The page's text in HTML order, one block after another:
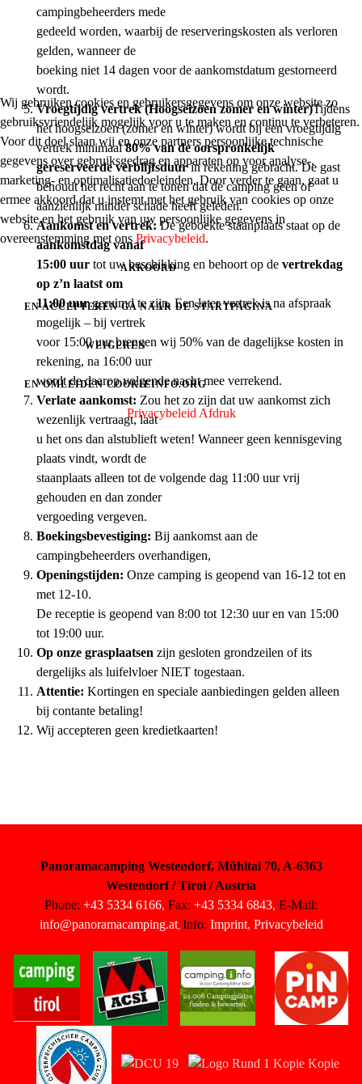
campingbeheerders mede
gedeeld worden, waarbij de reserveringskosten als verloren
gelden, wanneer de
boeking niet 14 dagen voor de aankomstdatum gestorneerd
wordt.
Vroegtijdig vertrek (Hoogseizoen zomer en winter)Tijdens
het hoogseizoen (zomer en winter) wordt bij een vroegtijdig
vertrek minimaal80% van de oorspronkelijk
gereserveerde verblijfsduurin rekening gebracht. De gast
behoudt het recht aan te tonen dat de camping geen of
aanzienlijk minder schade heeft geleden.
Aankomst en vertrek: De geboekte staanplaats staat op de
aankomstdag vanaf
15:00 uur tot uw beschikking en behoort op de vertrekdag
op z’n laatst om
11:00 uurgeruimd te zijn. Een later vertrek is na afspraak
mogelijk – bij vertrek
voor 15:00 uur brengen wij 50% van de dagelijkse kosten in
rekening, na 16:00 uur
wordt de daarop volgende nacht mee verrekend.
Verlate aankomst: Zou het zo zijn dat uw aankomst zich
wezenlijk vertraagt, laat
u het ons dan alstublieft weten! Wanneer geen kennisgeving
plaats vindt, wordt de
staanplaats alleen tot de volgende dag 11:00 uur vrij
gehouden en dan zonder
vergoeding vergeven.
Boekingsbevestiging: Bij aankomst aan de
campingbeheerders overhandigen,
Openingstijden: Onze camping is geopend van 16-12 tot en
met 12-10.
De receptie is geopend van 8:00 tot 12:30 uur en van 15:00
tot 19:00 uur.
Op onze grasplaatsen zijn gesloten grondzeilen of its
dergelijks als luifelvloer NIET togestaan.
Attentie: Kortingen en speciale aanbiedingen gelden alleen
bij contante betaling!
Wij accepteren geen kredietkaarten!
Panoramacamping Westendorf, Mühltal 70, A-6363
Westendorf / Tirol / Austria
Phone: +43 5334 6166, Fax: +43 5334 6843, E-Mail:
info@panoramacamping.at, Info: Imprint, Privacybeleid
Wij gebruiken cookies en gebruikersgegevens om onze website zo
gebruiksvriendelijk mogelijk voor u te maken en continu te verbeteren.
Voor dit doel slaan wij en onze partners persoonlijke technische
gegevens over gebruiksgedrag en apparaten op voor analyse-,
marketing- en optimalisatiedoeleinden. Door verder te gaan, gaat u
ermee akkoord dat u instemt met het gebruik van cookies op onze
website en het gebruik van uw persoonlijke gegevens in
overeenstemming met ons Privacybeleid.
AKKOORD
EN ACCEPTEREN GA NAAR DE STARTPAGINA
WEIGEREN
EN OMLEIDEN COOKIEINFO.ORG
Privacybeleid Afdruk